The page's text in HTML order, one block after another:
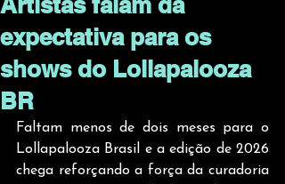
expectativa para os
shows do Lollapalooza
BR
Faltam menos de dois meses para o
Lollapalooza Brasil e a edição de 2026
chega reforçando a força da curadoria